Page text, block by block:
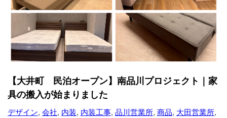
【大井町 民泊オープン】南品川プロジェクト｜家
具の搬入が始まりました
デザイン, 会社, 内装, 内装工事, 品川営業所, 商品, 大田営業所,